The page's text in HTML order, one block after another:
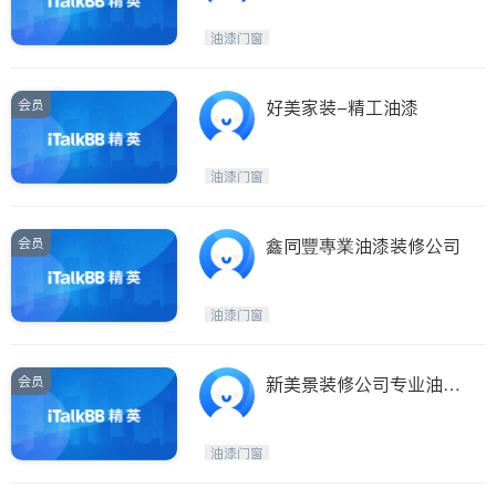
油漆门窗
会员 好美家装-精工油漆
油漆门窗
会员 鑫同豐專業油漆装修公司
油漆门窗
会员
新美景装修公司专业油漆
油漆门窗